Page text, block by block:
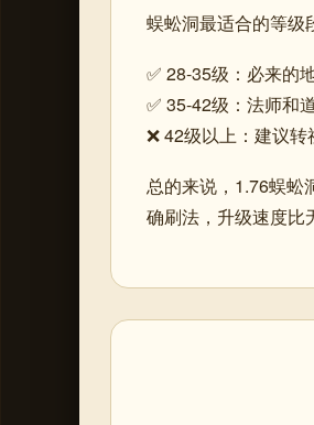
蜈蚣洞最适合的等级
✅ 28-35级：必来的
✅ 35-42级：法师和
❌ 42级以上：建议
总的来说，1.76蜈蚣
确刷法，升级速度比